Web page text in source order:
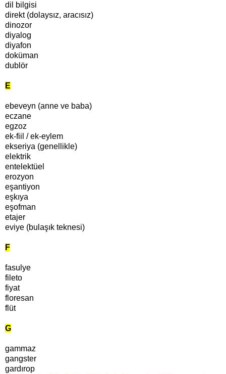
dil bilgisi
direkt (dolaysız, aracısız)
dinozor
diyalog
diyafon
doküman
dublör
E
ebeveyn (anne ve baba)
eczane
egzoz
ek-fiil / ek-eylem
ekseriya (genellikle)
elektrik
entelektüel
erozyon
eşantiyon
eşkıya
eşofman
etajer
eviye (bulaşık teknesi)
F
fasulye
fileto
fiyat
floresan
flüt
G
gammaz
gangster
gardırop